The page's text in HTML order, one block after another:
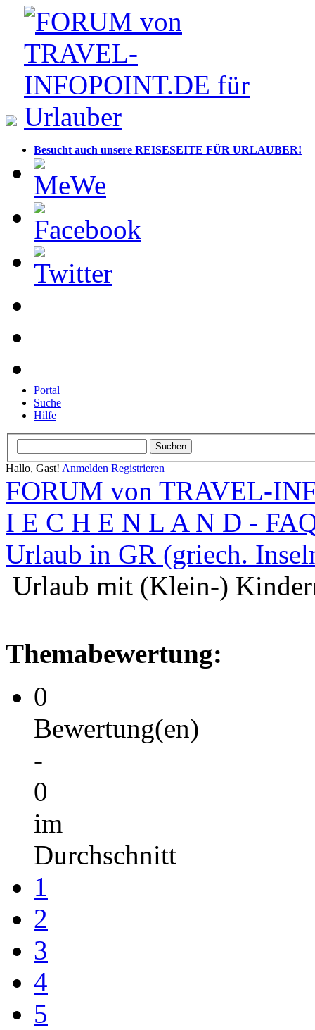
Besucht auch unsere REISESEITE FÜR URLAUBER!
Portal
Suche
Hilfe
Hallo, Gast! Anmelden Registrieren
FORUM von TRAVEL-
I E C H E N L A N D -
Urlaub in GR (griech.
Urlaub mit (Klein-)
Themabewertung:
0
Bewertung(en)
-
0
im
Durchschnitt
1
2
3
4
5